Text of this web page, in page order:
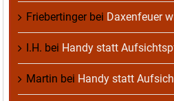
Friebertingerbei Daxenfeuer
I.H. bei Handy statt
Martin bei Handy statt